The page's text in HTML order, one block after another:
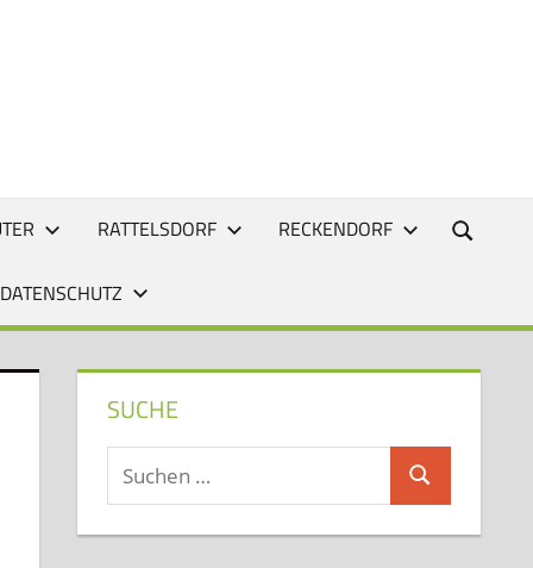
RATTELSDORF RECKENDORF
SUCHE
Suchen
nach:
Suchen